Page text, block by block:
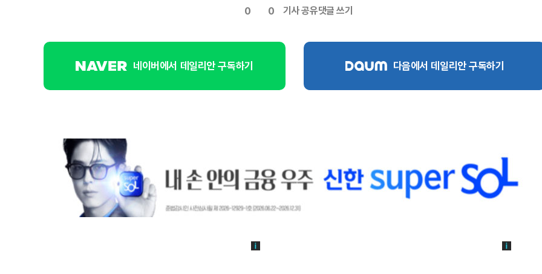
0 0 기사 공유댓글 쓰기
네이버에서 데일리안 구독하기 다음에서 데일리안 구독하기